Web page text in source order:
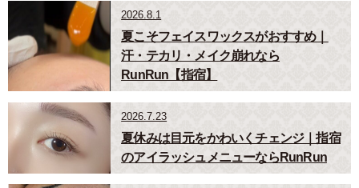
2026.8.1
夏こそフェイスワックスがおすすめ｜
汗・テカリ・メイク崩れなら
RunRun【指宿】
2026.7.23
夏休みは目元をかわいくチェンジ｜指宿
のアイラッシュメニューならRunRun